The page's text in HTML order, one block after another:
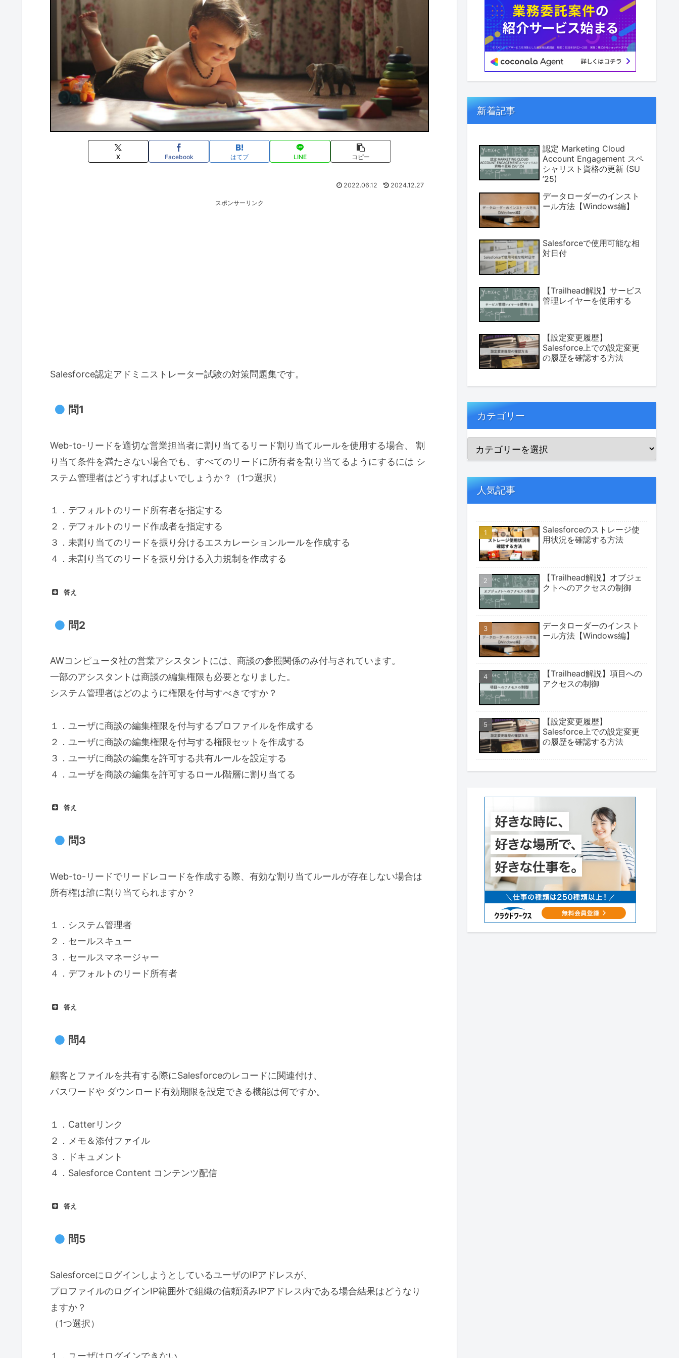
X Facebook はてブ LINE コピー
2022.06.12 2024.12.27
スポンサーリンク
Salesforce認定アドミニストレーター試験の対策問題集です。
問1
Web-to-リードを適切な営業担当者に割り当てるリード割り当てルールを使用する場合、 割
り当て条件を満たさない場合でも、すべてのリードに所有者を割り当てるようにするには シ
ステム管理者はどうすればよいでしょうか？（1つ選択）
１．デフォルトのリード所有者を指定する
２．デフォルトのリード作成者を指定する
３．未割り当てのリードを振り分けるエスカレーションルールを作成する
４．未割り当てのリードを振り分ける入力規制を作成する
答え
問2
AWコンピュータ社の営業アシスタントには、商談の参照関係のみ付与されています。
一部のアシスタントは商談の編集権限も必要となりました。
システム管理者はどのように権限を付与すべきですか？
１．ユーザに商談の編集権限を付与するプロファイルを作成する
２．ユーザに商談の編集権限を付与する権限セットを作成する
３．ユーザに商談の編集を許可する共有ルールを設定する
４．ユーザを商談の編集を許可するロール階層に割り当てる
答え
問3
Web-to-リードでリードレコードを作成する際、有効な割り当てルールが存在しない場合は
所有権は誰に割り当てられますか？
１．システム管理者
２．セールスキュー
３．セールスマネージャー
４．デフォルトのリード所有者
答え
問4
顧客とファイルを共有する際にSalesforceのレコードに関連付け、
パスワードや ダウンロード有効期限を設定できる機能は何ですか。
１．Catterリンク
２．メモ＆添付ファイル
３．ドキュメント
４．Salesforce Content コンテンツ配信
答え
問5
SalesforceにログインしようとしているユーザのIPアドレスが、
プロファイルのログインIP範囲外で組織の信頼済みIPアドレス内である場合結果はどうなり
ますか？
（1つ選択）
１．ユーザはログインできない
新着記事
認定 Marketing Cloud
Account Engagement スペ
シャリスト資格の更新 (SU
’25)
データローダーのインスト
ール方法【Windows編】
Salesforceで使用可能な相
対日付
【Trailhead解説】サービス
管理レイヤーを使用する
【設定変更履歴】
Salesforce上での設定変更
の履歴を確認する方法
カテゴリー
人気記事
Salesforceのストレージ使
用状況を確認する方法
【Trailhead解説】オブジェ
クトへのアクセスの制御
データローダーのインスト
ール方法【Windows編】
【Trailhead解説】項目への
アクセスの制御
【設定変更履歴】
Salesforce上での設定変更
の履歴を確認する方法